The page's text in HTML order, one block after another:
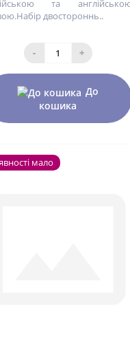
та
двостороннь..
- +
До
кошика
мало